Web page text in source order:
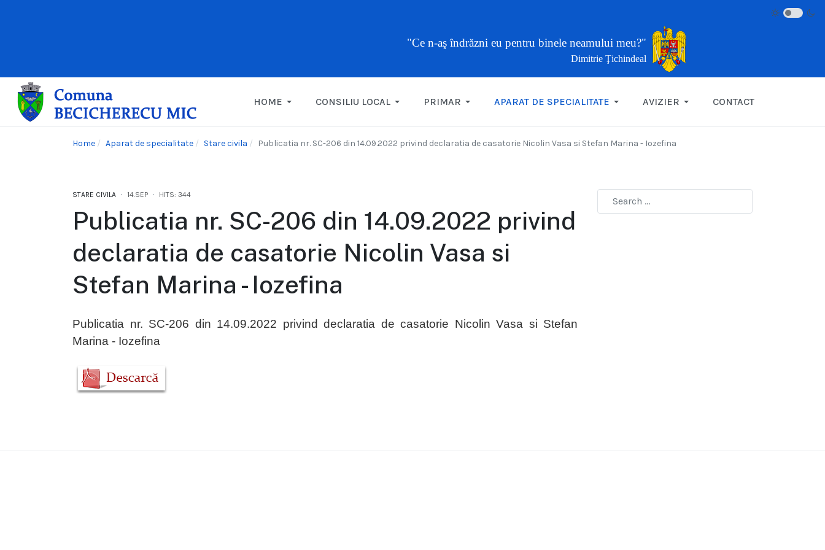
"Ce n-aş îndrăzni eu pentru binele neamului meu?"
Dimitrie Ţichindeal
HOME CONSILIU LOCAL PRIMAR APARAT DE SPECIALITATE AVIZIER CONTACT
Home Aparat de specialitate Stare civila Publicatia nr. SC-206 din 14.09.2022 privind declaratia de casatorie Nicolin Vasa si Stefan Marina - Iozefina
STARE CIVILA 14.SEP HITS: 344
Publicatia nr. SC-206 din 14.09.2022 privind
declaratia de casatorie Nicolin Vasa si
Stefan Marina - Iozefina
Publicatia nr. SC-206 din 14.09.2022 privind declaratia de casatorie Nicolin Vasa si Stefan
Marina - Iozefina